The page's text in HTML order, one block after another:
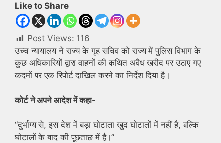
Like to Share
Post Views: 116
उच्च न्यायालय ने राज्य के गृह सचिव को राज्य में पुलिस विभाग के
कुछ अधिकारियों द्वारा वाहनों की कथित अवैध खरीद पर उठाए गए
कदमों पर एक रिपोर्ट दाखिल करने का निर्देश दिया है।
कोर्ट ने अपने आदेश में कहा-
“दुर्भाग्य से, इस देश में बड़ा घोटाला खुद घोटालों में नहीं है, बल्कि
घोटालों के बाद की पूछताछ में है।”